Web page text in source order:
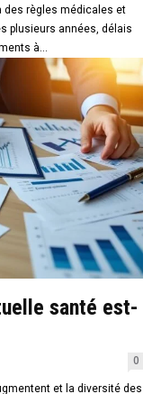
des règles médicales et
plusieurs années, délais
à...
santé est-
0
et la diversité des